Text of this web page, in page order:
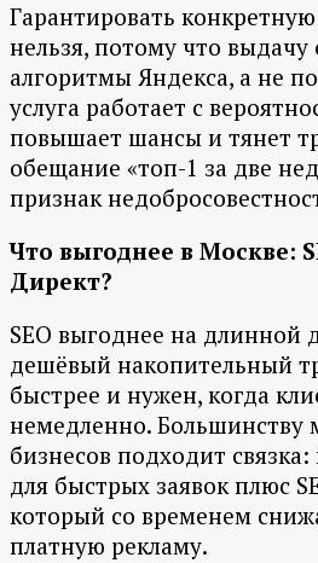
Гарантировать
нельзя, потому что
алгоритмы Яндекса, а не
услуга работает с
повышает шансы и тянет
обещание «топ-1 за две
признак
Что выгоднее в Москве:
Директ?
SEO выгоднее на длинной
дешёвый накопительный
быстрее и нужен, когда
немедленно. Большинству
бизнесов подходит связка:
для быстрых заявок плюс
который со временем
платную рекламу.